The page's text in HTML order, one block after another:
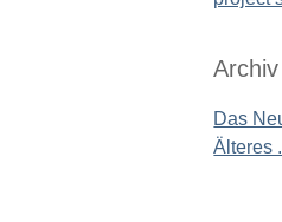
Archiv
Das
Älteres